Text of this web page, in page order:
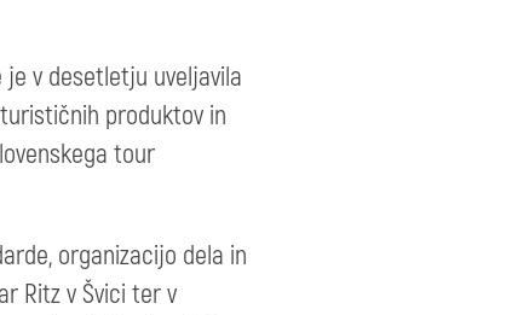
je v desetletju uveljavila
produktov in
tour
organizacijo dela in
Ritz v Švici ter v